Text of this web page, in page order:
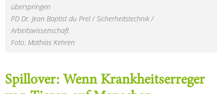
überspringen
PD Dr. Jean Baptist du Prel / Sicherheitstechnik /
Arbeitswissenschaft
Foto: Mathias Kehren
Spillover: Wenn Krankheitserreger